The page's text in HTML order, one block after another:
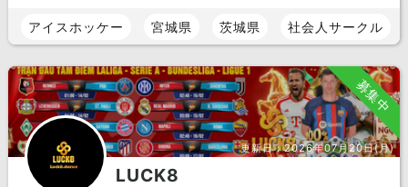
アイスホッケー 宮城県 茨城県 社会人サークル
募集中
更新日：2026年07月20日(月)
LUCK8